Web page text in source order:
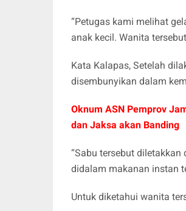
“Petugas kami melihat
anak kecil. Wanita
Kata Kalapas, Setelah
disembunyikan dalam
Oknum ASN Pemprov
dan Jaksa akan Banding
“Sabu tersebut
didalam makanan instan
Untuk diketahui wanita